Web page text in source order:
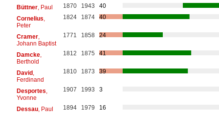
Büttner, Paul 1870 1943
40
Cornelius
Peter
1824 1874 40
Cramer,
Johann Baptist
1771 1858 24
Damcke,
Berthold
1812 1875 41
David,
Ferdinand
1810 1873 39
Desportes
Yvonne
1907 1993 3
Dessau, Paul 1894 1979
16